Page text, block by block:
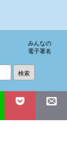
みんなの
電子署名